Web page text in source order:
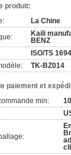
produit:
La Chine
Kaili
BENZ
ISO/TS
TK-BZ014
paiement et
min: